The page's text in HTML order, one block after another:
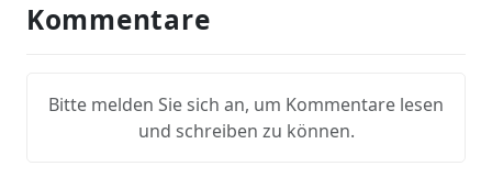
Kommentare
Bitte melden Sie sich an, um Kommentare lesen
und schreiben zu können.